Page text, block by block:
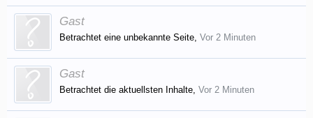
Gast
Betrachtet eine unbekannte Seite, Vor 2 Minuten
Gast
Betrachtet die aktuellsten Inhalte, Vor 2 Minuten